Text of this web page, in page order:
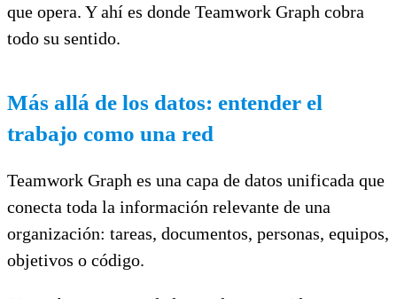
que opera. Y ahí es donde Teamwork Graph cobra
todo su sentido.
Más allá de los datos: entender el
trabajo como una red
Teamwork Graph es una capa de datos unificada que
conecta toda la información relevante de una
organización: tareas, documentos, personas, equipos,
objetivos o código.